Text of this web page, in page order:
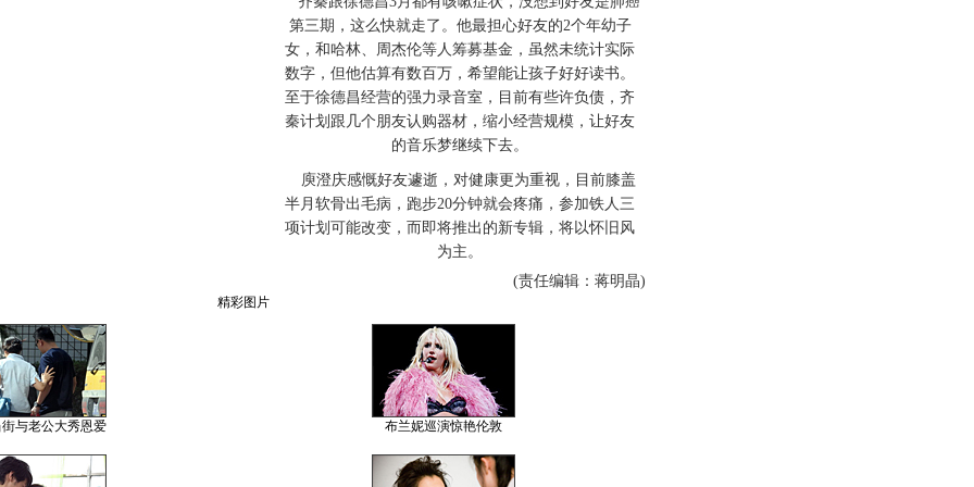
第三期，这么快就走了。他最担心好友的2个年幼子
女，和哈林、周杰伦等人筹募基金，虽然未统计实际
数字，但他估算有数百万，希望能让孩子好好读书。
至于徐德昌经营的强力录音室，目前有些许负债，齐
秦计划跟几个朋友认购器材，缩小经营规模，让好友
的音乐梦继续下去。
庾澄庆感慨好友遽逝，对健康更为重视，目前膝盖
半月软骨出毛病，跑步20分钟就会疼痛，参加铁人三
项计划可能改变，而即将推出的新专辑，将以怀旧风
为主。
(责任编辑：蒋明晶)
精彩图片
与老公大秀恩爱 布兰妮巡演惊艳伦敦